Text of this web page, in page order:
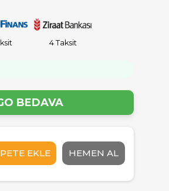
4 Taksit
BEDAVA